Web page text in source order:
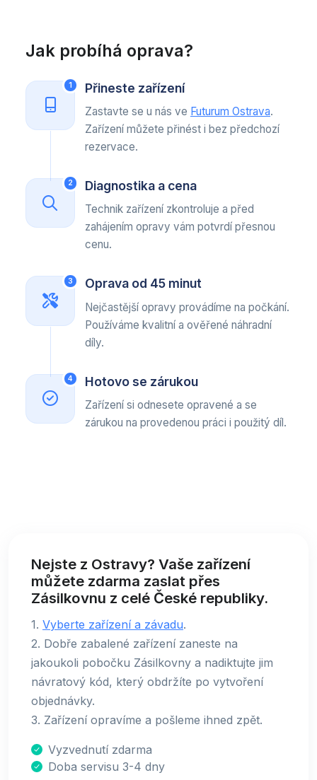
Jak probíhá oprava?
1 Přineste zařízení
Zastavte se u nás ve Futurum Ostrava.
Zařízení můžete přinést i bez předchozí
rezervace.
2 Diagnostika a cena
Technik zařízení zkontroluje a před
zahájením opravy vám potvrdí přesnou
cenu.
3 Oprava od 45 minut
Nejčastější opravy provádíme na počkání.
Používáme kvalitní a ověřené náhradní
díly.
4 Hotovo se zárukou
Zařízení si odnesete opravené a se
zárukou na provedenou práci i použitý díl.
Nejste z Ostravy? Vaše zařízení
můžete zdarma zaslat přes
Zásilkovnu z celé České republiky.
1. Vyberte zařízení a závadu.
2. Dobře zabalené zařízení zaneste na
jakoukoli pobočku Zásilkovny a nadiktujte jim
návratový kód, který obdržíte po vytvoření
objednávky.
3. Zařízení opravíme a pošleme ihned zpět.
Vyzvednutí zdarma
Doba servisu 3-4 dny